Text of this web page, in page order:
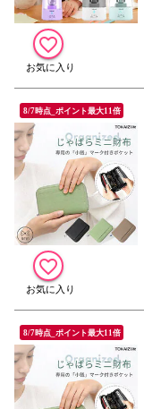
8/7時点_ポイント最大11倍
8/7時点_ポイント最大11倍